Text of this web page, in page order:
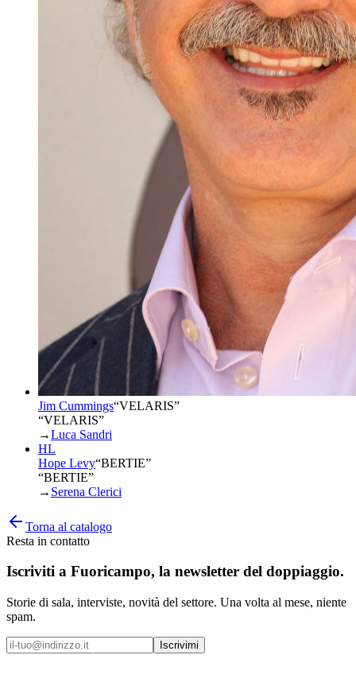
Jim Cummings“VELARIS”
“VELARIS”
→Luca Sandri
HL
Hope Levy“BERTIE”
“BERTIE”
→ Serena Clerici
Torna al catalogo
Resta in contatto
Iscriviti a Fuoricampo, la newsletter del doppiaggio.
Storie di sala, interviste, novità del settore. Una volta al mese, niente
spam.
Iscrivimi